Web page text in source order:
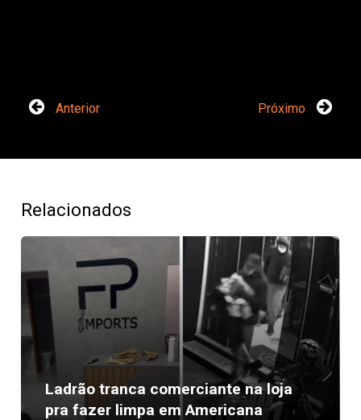
Anterior Próximo
Relacionados
Ladrão tranca comerciante na loja
pra fazer limpa em Americana
Next